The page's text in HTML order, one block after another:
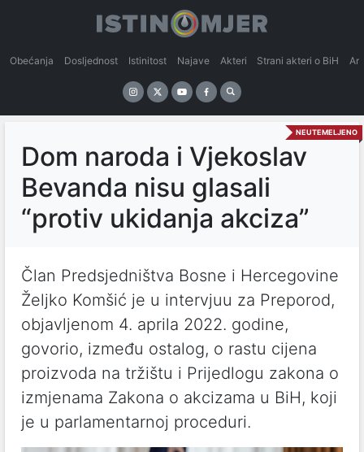
Obećanja Dosljednost Istinitost Najave Akteri Strani akteri o BiH
NEUTEMELJENO
Dom naroda i Vjekoslav
Bevanda nisu glasali
“protiv ukidanja akciza”
Član Predsjedništva Bosne i Hercegovine
Željko Komšić je u intervjuu za Preporod,
objavljenom 4. aprila 2022. godine,
govorio, između ostalog, o rastu cijena
proizvoda na tržištu i Prijedlogu zakona o
izmjenama Zakona o akcizama u BiH, koji
je u parlamentarnoj proceduri.